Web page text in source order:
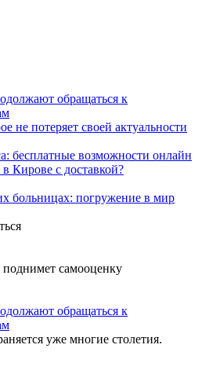
обращаться к
не потеряет своей актуальности
бесплатные возможности онлайн
Кирове с доставкой?
больницах: погружение в мир
поднимет самооценку
обращаться к
уже многие столетия.